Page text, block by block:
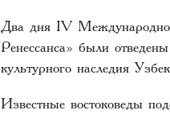
Два дня IV
Ренессанса» были
культурного наследия
Известные востоковеды